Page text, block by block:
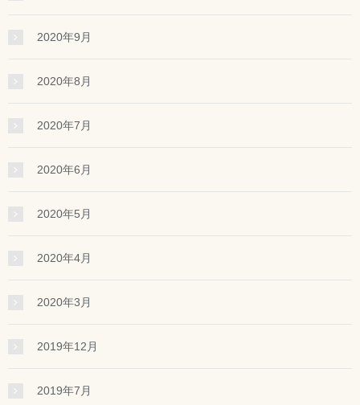
2020年9月
2020年8月
2020年7月
2020年6月
2020年5月
2020年4月
2020年3月
2019年12月
2019年7月